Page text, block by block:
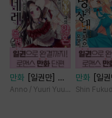
만화
[일권만] 왕
태자님과의 약혼을
Anno / Yuuri Yuudachi
만화
[일
하께서는
Shin